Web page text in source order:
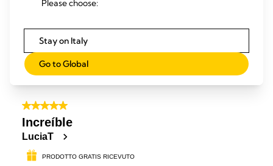
Please choose:
Stay on Italy
Go to Global